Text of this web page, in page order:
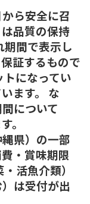
ら安全に召
品質の保持
間で表示し
証するもので
になってい
ます。 な
について
。
県）の一部
・賞味期限
活魚介類）
は受付が出